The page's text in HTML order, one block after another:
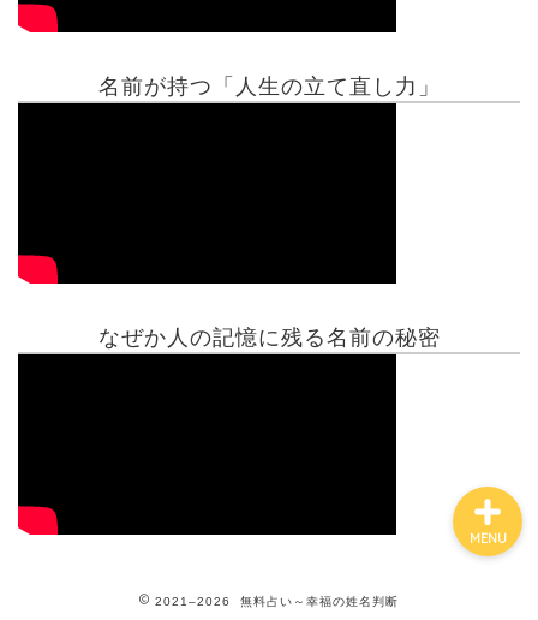
名前が持つ「人生の立て直し力」
なぜか人の記憶に残る名前の秘密
2021–2026 無料占い～幸福の姓名判断
MENU